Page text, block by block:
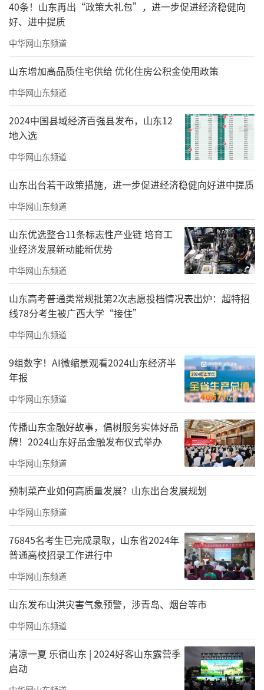
40条！山东再出“政策大礼包”，进一步促进经济稳健向
好、进中提质
中华网山东频道
山东增加高品质住宅供给 优化住房公积金使用政策
中华网山东频道
2024中国县域经济百强县发布，山东12
地入选
中华网山东频道
山东出台若干政策措施，进一步促进经济稳健向好进中提质
中华网山东频道
山东优选整合11条标志性产业链 培育工
业经济发展新动能新优势
中华网山东频道
山东高考普通类常规批第2次志愿投档情况表出炉：超特招
线78分考生被广西大学“接住”
中华网山东频道
9组数字！AI微缩景观看2024山东经济半
年报
中华网山东频道
传播山东金融好故事，倡树服务实体好品
牌！2024山东好品金融发布仪式举办
中华网山东频道
预制菜产业如何高质量发展？山东出台发展规划
中华网山东频道
76845名考生已完成录取，山东省2024年
普通高校招录工作进行中
中华网山东频道
山东发布山洪灾害气象预警，涉青岛、烟台等市
中华网山东频道
清凉一夏 乐宿山东 | 2024好客山东露营季
启动